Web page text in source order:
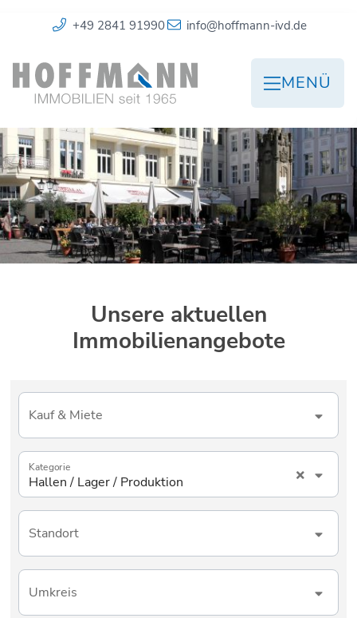
+49 2841 91990 info@hoffmann-ivd.de
MENÜ
Unsere aktuellen
Immobilienangebote
Kauf & Miete
Kategorie
Hallen / Lager / Produktion
Standort
Umkreis